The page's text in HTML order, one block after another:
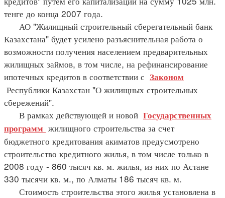
тенге до конца 2007 года.
АО "Жилищный строительный сберегательный банк
Казахстана" будет усилено разъяснительная работа о
возможности получения населением предварительных
жилищных займов, в том числе, на рефинансирование
ипотечных кредитов в соответствии с Законом
Республики Казахстан "О жилищных строительных
сбережений".
В рамках действующей и новой Государственных
программ жилищного строительства за счет
бюджетного кредитования акиматов предусмотрено
строительство кредитного жилья, в том числе только в
2008 году - 860 тысяч кв. м. жилья, из них по Астане
330 тысячи кв. м., по Алматы 186 тысяч кв. м.
Стоимость строительства этого жилья установлена в